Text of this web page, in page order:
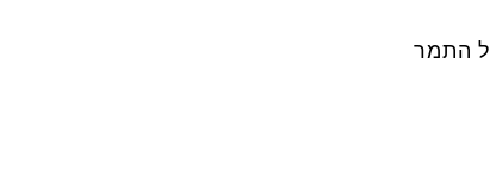
התמר